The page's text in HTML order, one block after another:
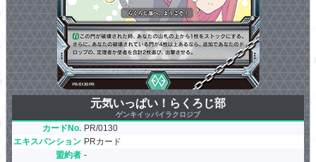
元気いっぱい！らくろじ部
ゲンキイッパイラクロジブ
カードNo. PR/0130
エキスパンション PRカード
盟約者 -